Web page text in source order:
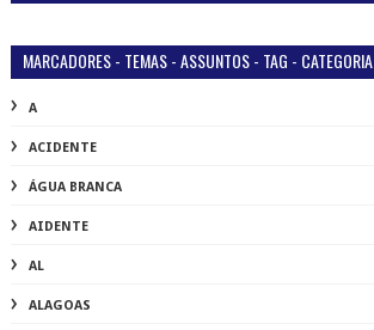
MARCADORES - TEMAS - ASSUNTOS - TAG - CATEGORIA
A
ACIDENTE
ÁGUA BRANCA
AIDENTE
AL
ALAGOAS